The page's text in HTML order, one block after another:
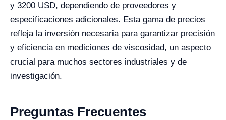
y 3200 USD, dependiendo de proveedores y
especificaciones adicionales. Esta gama de precios
refleja la inversión necesaria para garantizar precisión
y eficiencia en mediciones de viscosidad, un aspecto
crucial para muchos sectores industriales y de
investigación.
Preguntas Frecuentes